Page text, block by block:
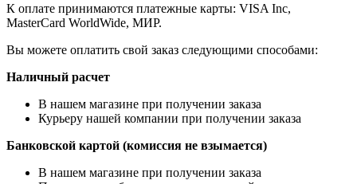
К оплате принимаются платежные карты: VISA Inc,
MasterCard WorldWide, МИР.
Вы можете оплатить свой заказ следующими способами:
Наличный расчет
В нашем магазине при получении заказа
Курьеру нашей компании при получении заказа
Банковской картой (комиссия не взымается)
В нашем магазине при получении заказа